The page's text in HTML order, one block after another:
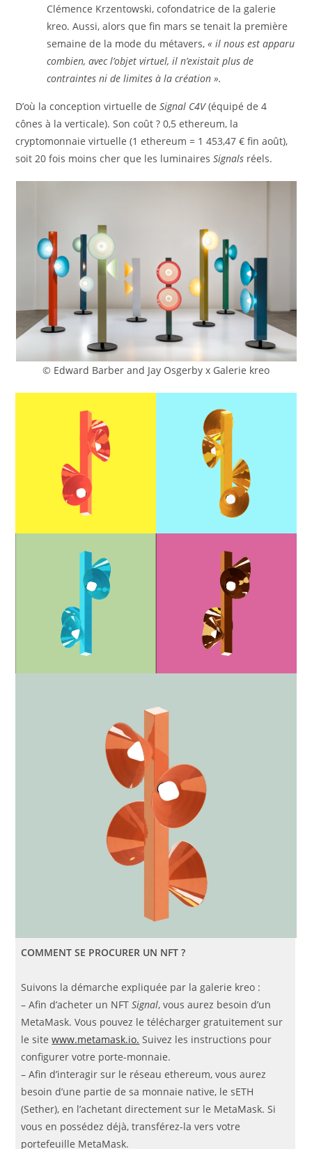
Clémence Krzentowski, cofondatrice de la galerie
kreo. Aussi, alors que fin mars se tenait la première
semaine de la mode du métavers,« il nous est apparu
combien, avec l’objet virtuel, il n’existait plus de
contraintes ni de limites à la création ».
D’où la conception virtuelle deSignal C4V(équipé de 4
cônes à la verticale). Son coût ? 0,5 ethereum, la
cryptomonnaie virtuelle (1 ethereum = 1 453,47 € fin août),
soit 20 fois moins cher que les luminairesSignals réels.
© Edward Barber and Jay Osgerby x Galerie kreo
COMMENT SE PROCURER UN NFT ?
Suivons la démarche expliquée par la galerie kreo :
– Afin d’acheter un NFTSignal, vous aurez besoin d’un
MetaMask. Vous pouvez le télécharger gratuitement sur
le sitewww.metamask.io. Suivez les instructions pour
configurer votre porte-monnaie.
– Afin d’interagir sur le réseau ethereum, vous aurez
besoin d’une partie de sa monnaie native, le sETH
(Sether), en l’achetant directement sur le MetaMask. Si
vous en possédez déjà, transférez-la vers votre
portefeuille MetaMask.